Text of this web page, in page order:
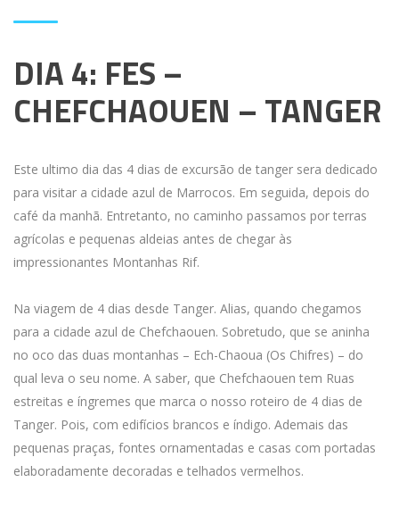
DIA 4: FES –
CHEFCHAOUEN – TANGER
Este ultimo dia das 4 dias de excursão de tanger sera dedicado
para visitar a cidade azul de Marrocos. Em seguida, depois do
café da manhã. Entretanto, no caminho passamos por terras
agrícolas e pequenas aldeias antes de chegar às
impressionantes Montanhas Rif.
Na viagem de 4 dias desde Tanger. Alias, quando chegamos
para a cidade azul de Chefchaouen. Sobretudo, que se aninha
no oco das duas montanhas – Ech-Chaoua (Os Chifres) – do
qual leva o seu nome. A saber, que Chefchaouen tem Ruas
estreitas e íngremes que marca o nosso roteiro de 4 dias de
Tanger. Pois, com edifícios brancos e índigo. Ademais das
pequenas praças, fontes ornamentadas e casas com portadas
elaboradamente decoradas e telhados vermelhos.